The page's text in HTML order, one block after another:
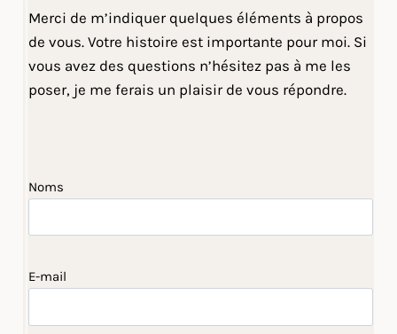
Merci de m’indiquer quelques éléments à propos
de vous. Votre histoire est importante pour moi. Si
vous avez des questions n’hésitez pas à me les
poser, je me ferais un plaisir de vous répondre.
Noms
E-mail